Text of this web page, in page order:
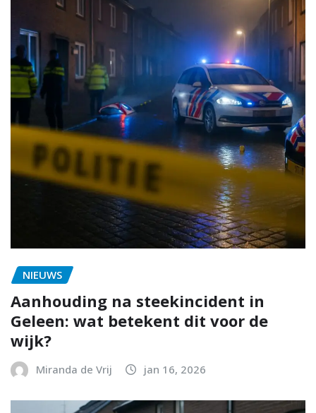
NIEUWS
Aanhouding na steekincident in
Geleen: wat betekent dit voor de
wijk?
Miranda de Vrij jan 16, 2026